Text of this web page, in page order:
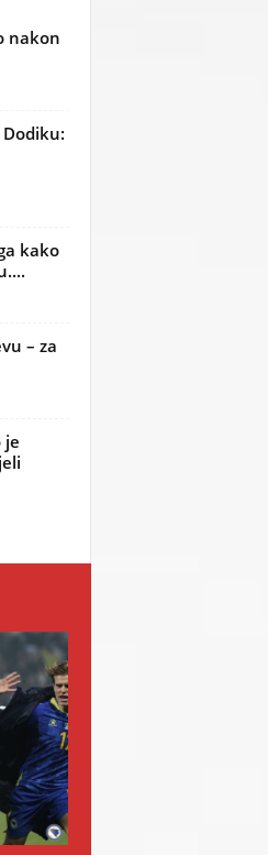
nakon
Dodiku:
kako
– za
je